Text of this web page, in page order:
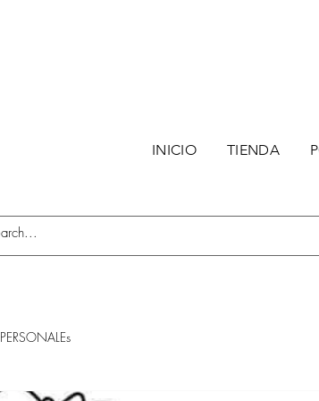
INICIO TIENDA
PERSONALEs